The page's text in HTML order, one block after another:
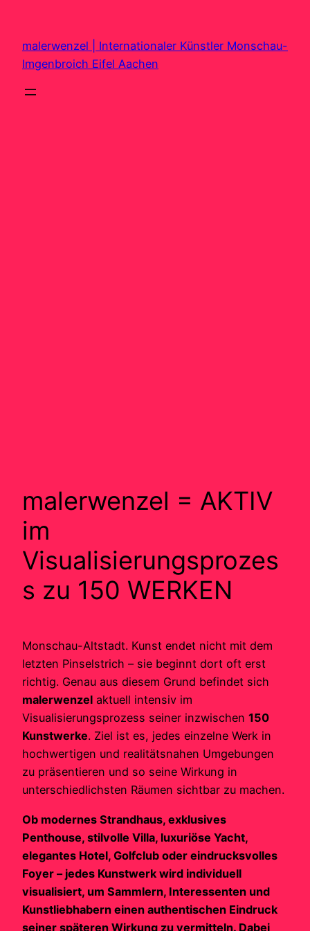
springen
malerwenzel | Internationaler Künstler Monschau-
Imgenbroich Eifel Aachen
malerwenzel = AKTIV
im
Visualisierungsprozes
s zu 150 WERKEN
Monschau-Altstadt. Kunst endet nicht mit dem
letzten Pinselstrich – sie beginnt dort oft erst
richtig. Genau aus diesem Grund befindet sich
malerwenzel aktuell intensiv im
Visualisierungsprozess seiner inzwischen 150
Kunstwerke. Ziel ist es, jedes einzelne Werk in
hochwertigen und realitätsnahen Umgebungen
zu präsentieren und so seine Wirkung in
unterschiedlichsten Räumen sichtbar zu machen.
Ob modernes Strandhaus, exklusives
Penthouse, stilvolle Villa, luxuriöse Yacht,
elegantes Hotel, Golfclub oder eindrucksvolles
Foyer – jedes Kunstwerk wird individuell
visualisiert, um Sammlern, Interessenten und
Kunstliebhabern einen authentischen Eindruck
seiner späteren Wirkung zu vermitteln. Dabei